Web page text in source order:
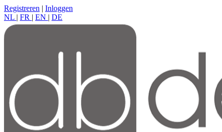
Registreren | Inloggen
NL | FR | EN | DE